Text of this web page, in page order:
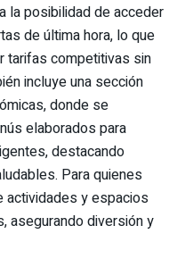
la posibilidad de acceder
de última hora, lo que
tarifas competitivas sin
incluye una sección
donde se
elaborados para
destacando
Para quienes
actividades y espacios
asegurando diversión y